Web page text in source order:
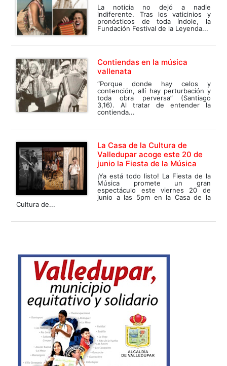
La noticia no dejó a nadie
indiferente. Tras los vaticinios y
pronósticos de toda índole, la
Fundación Festival de la Leyenda...
Contiendas en la música
vallenata
“Porque donde hay celos y
contención, allí hay perturbación y
toda obra perversa” (Santiago
3,16). Al tratar de entender la
contienda...
La Casa de la Cultura de
Valledupar acoge este 20 de
junio la Fiesta de la Música
¡Ya está todo listo! La Fiesta de la
Música promete un gran
espectáculo este viernes 20 de
junio a las 5pm en la Casa de la
Cultura de...